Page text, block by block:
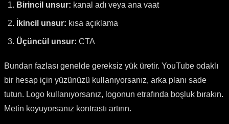
Birincil unsur: kanal adı veya ana vaat
İkincil unsur: kısa açıklama
Üçüncül unsur: CTA
Bundan fazlası genelde gereksiz yük üretir. YouTube odaklı
bir hesap için yüzünüzü kullanıyorsanız, arka planı sade
tutun. Logo kullanıyorsanız, logonun etrafında boşluk bırakın.
Metin koyuyorsanız kontrastı artırın.